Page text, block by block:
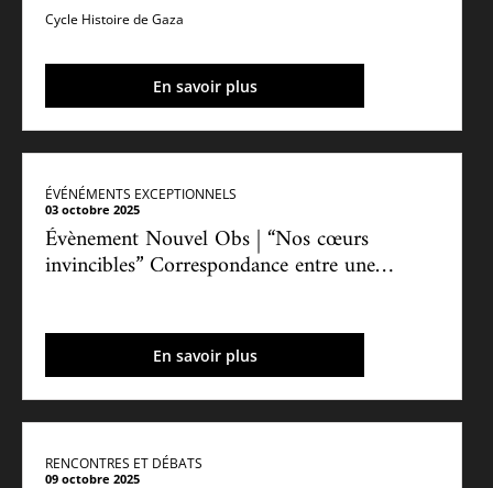
mamelouke (2/5)
Cycle Histoire de Gaza
En savoir plus
ÉVÉNÉMENTS EXCEPTIONNELS
03 octobre 2025
Évènement Nouvel Obs | “Nos cœurs
invincibles” Correspondance entre une
En savoir plus
RENCONTRES ET DÉBATS
09 octobre 2025